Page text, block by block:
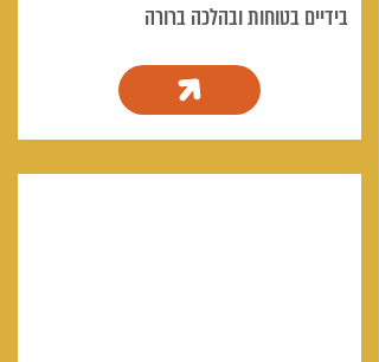
בידיים בטוחות ובהלכה ברורה